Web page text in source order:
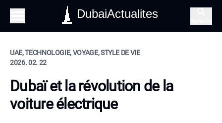
DubaiActualites
UAE, TECHNOLOGIE, VOYAGE, STYLE DE VIE
2026. 02. 22
Dubaï et la révolution de la
voiture électrique